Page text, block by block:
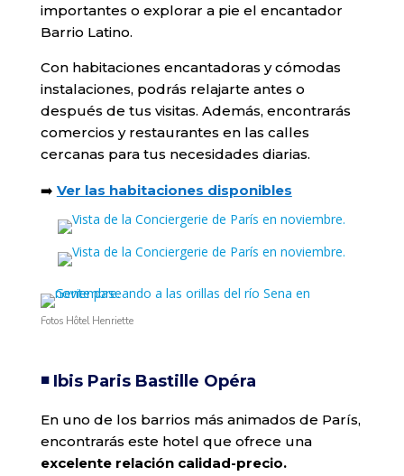
importantes o explorar a pie el encantador
Barrio Latino.
Con habitaciones encantadoras y cómodas
instalaciones, podrás relajarte antes o
después de tus visitas. Además, encontrarás
comercios y restaurantes en las calles
cercanas para tus necesidades diarias.
➡️ Ver las habitaciones disponibles
Fotos Hôtel Henriette
◾️ Ibis Paris Bastille Opéra
En uno de los barrios más animados de París,
encontrarás este hotel que ofrece una
excelente relación calidad-precio.